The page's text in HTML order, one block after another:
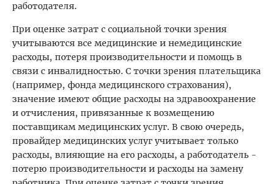
работодателя.
При оценке затрат с социальной точки зрения
учитываются все медицинские и немедицинские
расходы, потеря производительности и помощь в
связи с инвалидностью. С точки зрения плательщика
(например, фонда медицинского страхования),
значение имеют общие расходы на здравоохранение
и отчисления, привязанные к возмещению
поставщикам медицинских услуг. В свою очередь,
провайдер медицинских услуг учитывает только
расходы, влияющие на его расходы, а работодатель -
потерю производительности и расходы на замену